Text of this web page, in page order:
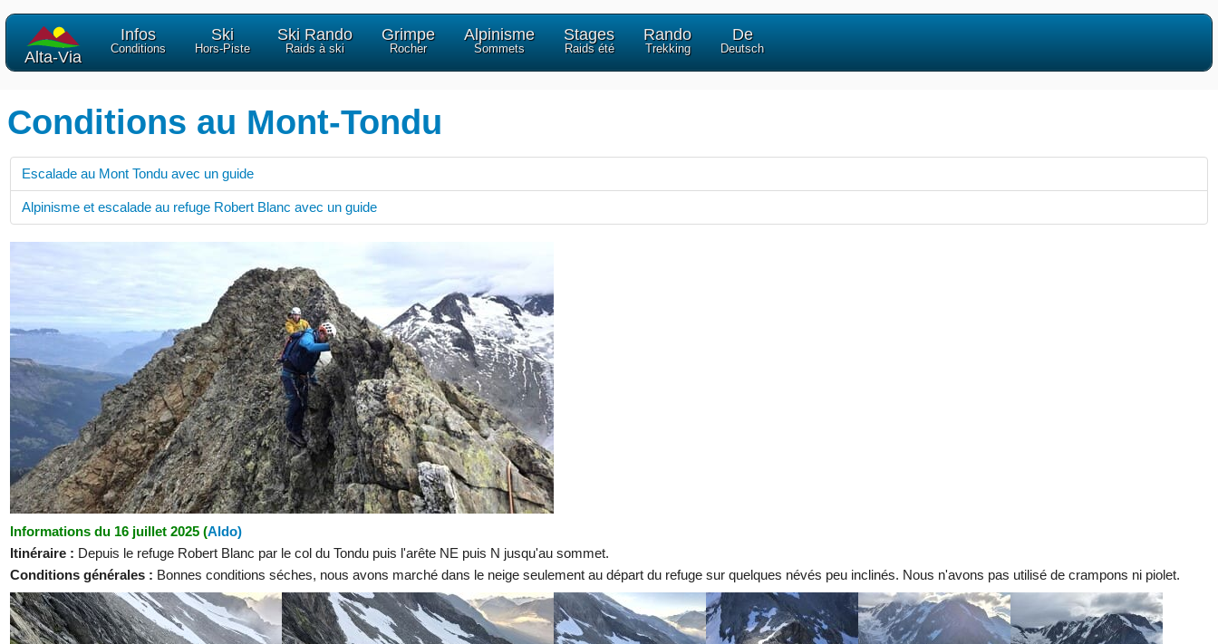
Alta-Via
Infos
Conditions
Ski
Hors-Piste
Ski Rando
Raids à ski
Grimpe
Rocher
Alpinisme
Sommets
Stages
Raids été
Rando
Trekking
De
Deutsch
Conditions au Mont-Tondu
Escalade au Mont Tondu avec un guide
Alpinisme et escalade au refuge Robert Blanc avec un guide
Informations du 16 juillet 2025 (Aldo)
Itinéraire : Depuis le refuge Robert Blanc par le col du Tondu puis l'arête NE puis N jusqu'au sommet.
Conditions générales : Bonnes conditions séches, nous avons marché dans le neige seulement au départ du refuge sur quelques névés peu inclinés. Nous n'avons pas utilisé de crampons ni piolet.